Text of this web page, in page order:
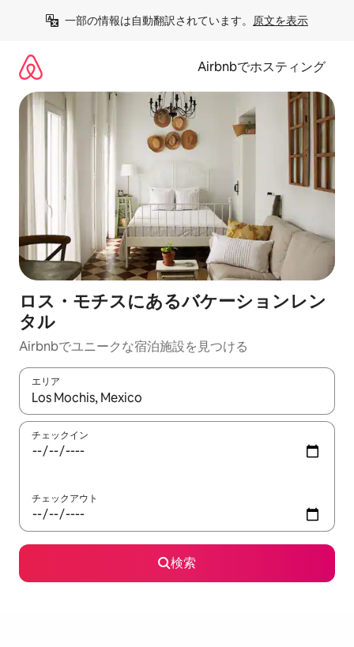
一部の情報は自動翻訳されています。 原文を表示
Airbnbでホスティング
ロス・モチスにあるバケーションレン
タル
Airbnbでユニークな宿泊施設を見つける
エリア
検索結果が表示されたら、上下の矢印キーを使って移動するか
チェックイン
チェックアウト
検索